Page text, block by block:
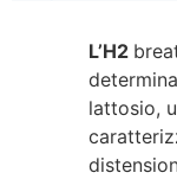
L’H2
lattosio,